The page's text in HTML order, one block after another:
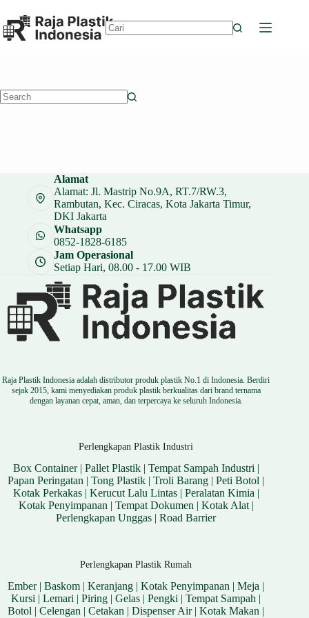
to
content
Alamat
Alamat: Jl. Mastrip No.9A, RT.7/RW.3,
Rambutan, Kec. Ciracas, Kota Jakarta Timur,
DKI Jakarta
Whatsapp
0852-1828-6185
Jam Operasional
Setiap Hari, 08.00 - 17.00 WIB
Raja Plastik Indonesia adalah distributor produk plastik No.1 di Indonesia. Berdiri
sejak 2015, kami menyediakan produk plastik berkualitas dari brand ternama
dengan layanan cepat, aman, dan terpercaya ke seluruh Indonesia.
Perlengkapan Plastik Industri
Box Container| Pallet Plastik| Tempat Sampah Industri |
Papan Peringatan |Tong Plastik |Troli Barang |Peti Botol |
Kotak Perkakas| Kerucut Lalu Lintas| Peralatan Kimia |
Kotak Penyimpanan | Tempat Dokumen | Kotak Alat|
Perlengkapan Unggas |Road Barrier
Perlengkapan Plastik Rumah
Ember|Baskom |Keranjang |Kotak Penyimpanan |Meja |
Kursi |Lemari |Piring |Gelas |Pengki |Tempat Sampah |
Botol |Celengan |Cetakan |Dispenser Air|Kotak Makan |